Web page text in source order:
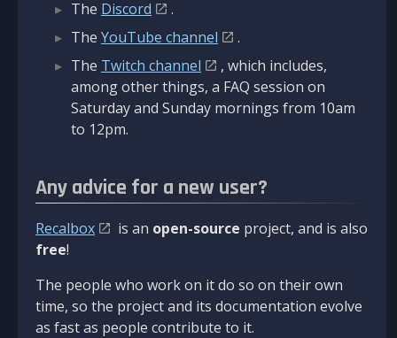
The Discord
.
The YouTube channel
.
The Twitch channel
, which includes,
among other things, a FAQ session on
Saturday and Sunday mornings from 10am
to 12pm.
Any advice for a new user?
Recalbox is an open-source project, and is also
free!
The people who work on it do so on their own
time, so the project and its documentation evolve
as fast as people contribute to it.